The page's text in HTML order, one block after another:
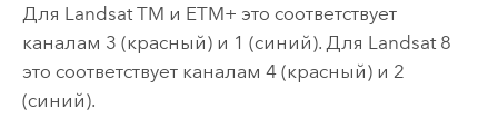
Для Landsat TM и ETM+ это соответствует
каналам 3 (красный) и 1 (синий). Для Landsat 8
это соответствует каналам 4 (красный) и 2
(синий).